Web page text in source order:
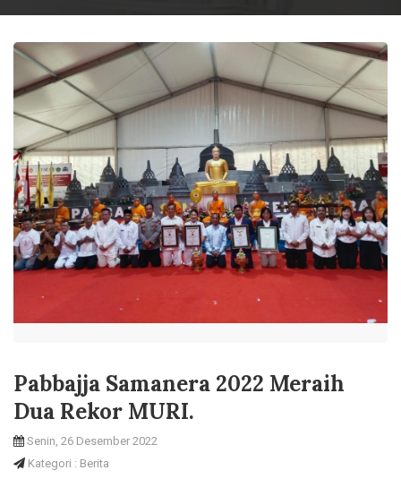
Pabbajja Samanera 2022 Meraih
Dua Rekor MURI.
Senin, 26 Desember 2022
Kategori : Berita